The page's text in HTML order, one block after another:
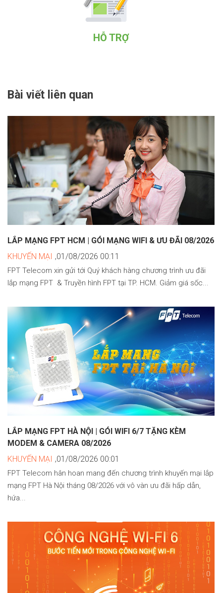
HỖ TRỢ
Bài viết liên quan
LẮP MẠNG FPT HCM | GÓI MẠNG WIFI & ƯU ĐÃI 08/2026
KHUYẾN MẠI ,01/08/2026 00:11
FPT Telecom xin gửi tới Quý khách hàng chương trình ưu đãi
lắp mạng FPT & Truyền hình FPT tại TP. HCM. Giảm giá sốc...
LẮP MẠNG FPT HÀ NỘI | GÓI WIFI 6/7 TẶNG KÈM
MODEM & CAMERA 08/2026
KHUYẾN MẠI ,01/08/2026 00:01
FPT Telecom hân hoan mang đến chương trình khuyến mại lắp
mạng FPT Hà Nội tháng 08/2026 với vô vàn ưu đãi hấp dẫn,
hứa...